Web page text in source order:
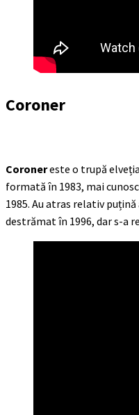
Coroner
Coronereste o trupă
formată în 1983, mai
1985. Au atras relativ
destrămat în 1996, dar s-a